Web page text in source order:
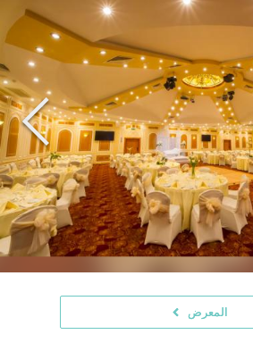
المعرض